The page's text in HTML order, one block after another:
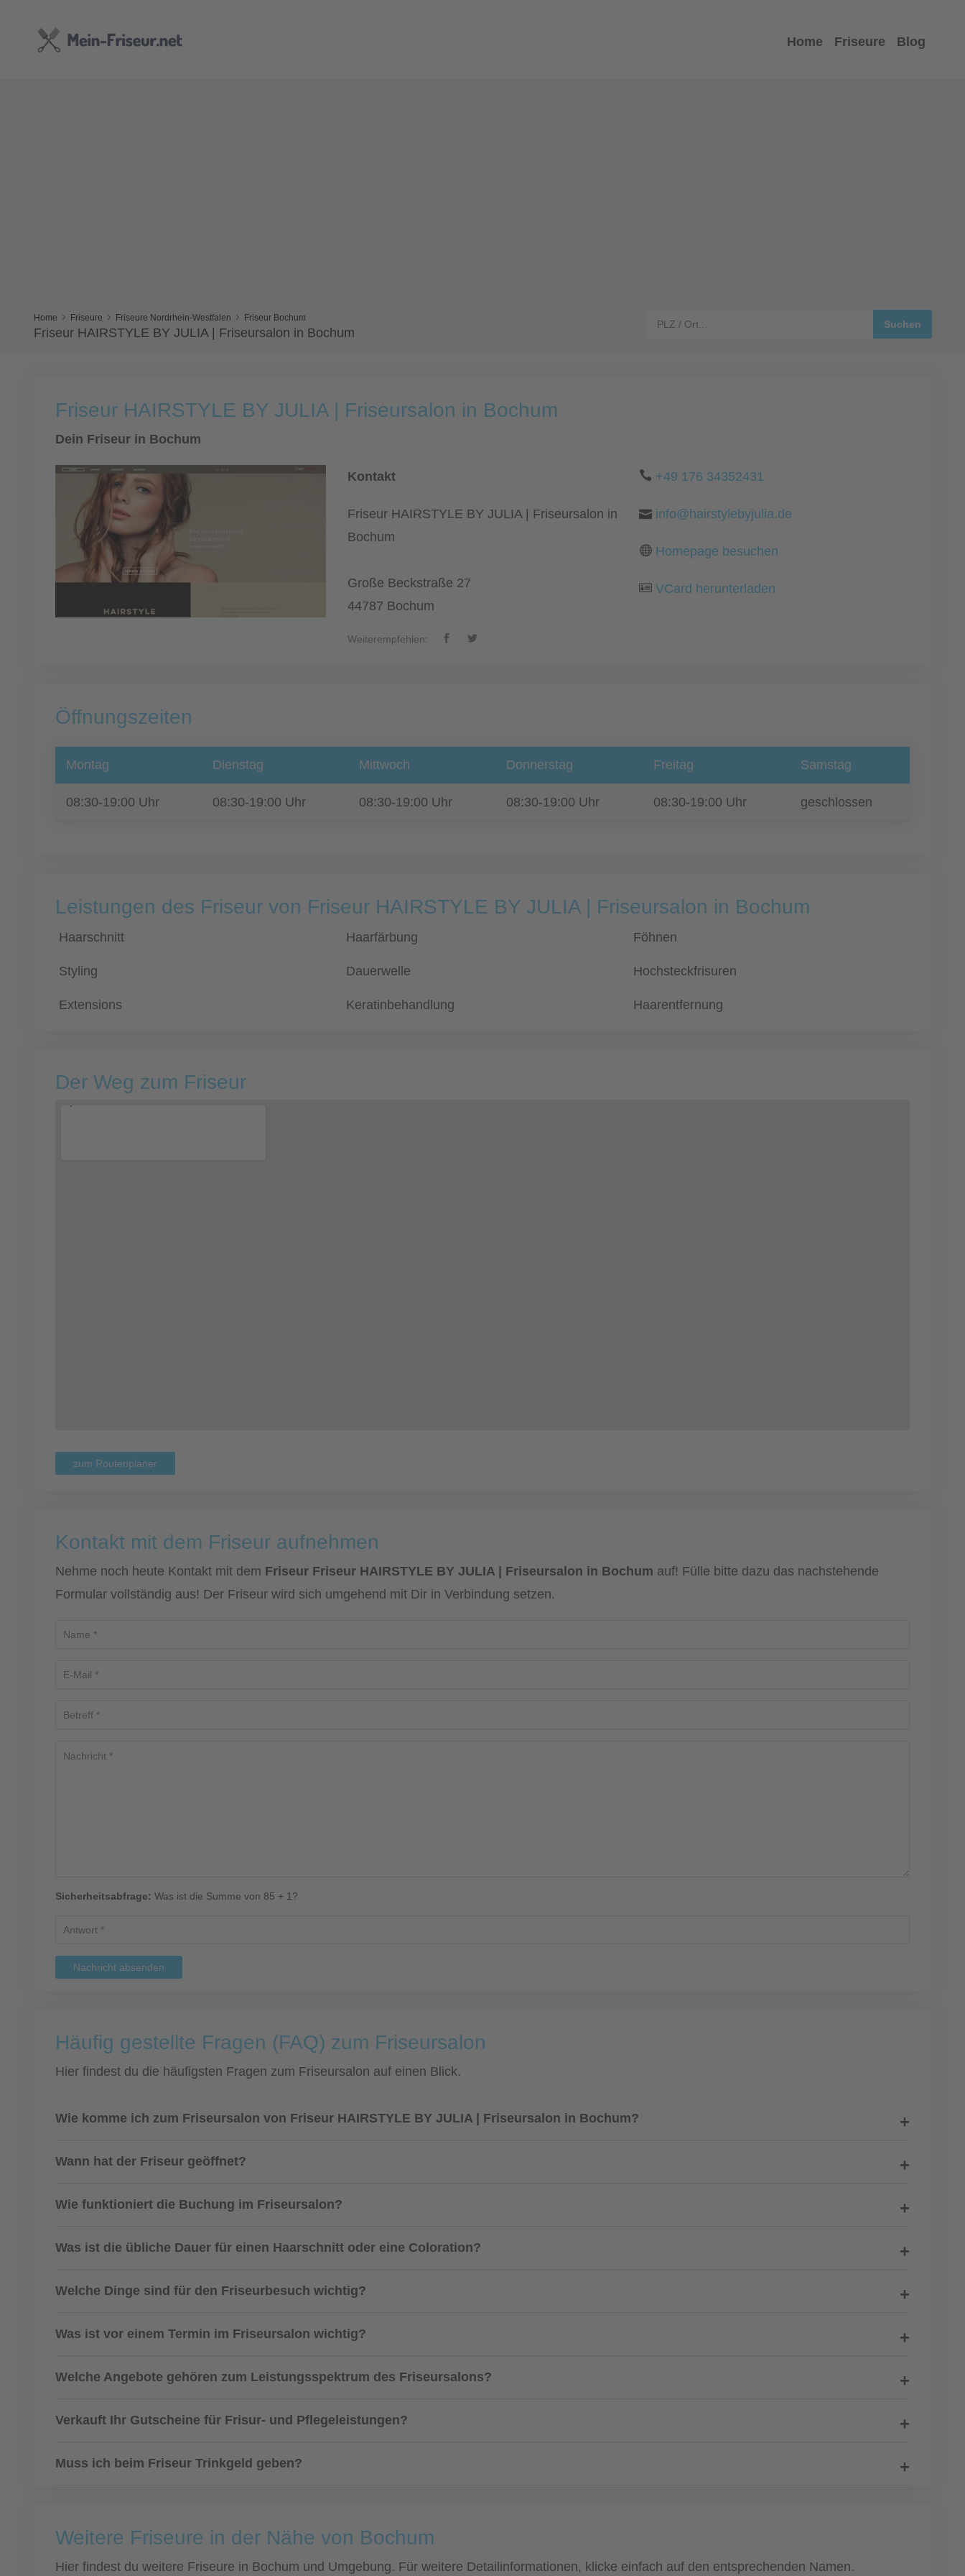
Home Friseure Blog
Home Friseure Friseure Nordrhein-Westfalen Friseur Bochum
Friseur HAIRSTYLE BY JULIA | Friseursalon in Bochum
Friseur HAIRSTYLE BY JULIA | Friseursalon in Bochum
Dein Friseur in Bochum
Kontakt
Friseur HAIRSTYLE BY JULIA | Friseursalon in
Bochum
Große Beckstraße 27
44787 Bochum
Weiterempfehlen:
+49 176 34352431
info@hairstylebyjulia.de
Homepage besuchen
VCard herunterladen
Öffnungszeiten
Montag Dienstag Mittwoch Donnerstag Freitag Samstag
08:30-19:00 Uhr 08:30-19:00 Uhr 08:30-19:00 Uhr 08:30-19:00 Uhr 08:30-19:00 Uhr geschlossen
Leistungen des Friseur von Friseur HAIRSTYLE BY JULIA | Friseursalon in Bochum
Haarschnitt Haarfärbung Föhnen
Styling Dauerwelle Hochsteckfrisuren
Extensions Keratinbehandlung Haarentfernung
Der Weg zum Friseur
zum Routenplaner
Kontakt mit dem Friseur aufnehmen
Nehme noch heute Kontakt mit dem Friseur Friseur HAIRSTYLE BY JULIA | Friseursalon in Bochum auf! Fülle bitte dazu das nachstehende
Formular vollständig aus! Der Friseur wird sich umgehend mit Dir in Verbindung setzen.
Sicherheitsabfrage: Was ist die Summe von 85 + 1?
Nachricht absenden
Häufig gestellte Fragen (FAQ) zum Friseursalon
Hier findest du die häufigsten Fragen zum Friseursalon auf einen Blick.
Wie komme ich zum Friseursalon von Friseur HAIRSTYLE BY JULIA | Friseursalon in Bochum?
Wann hat der Friseur geöffnet?
Wie funktioniert die Buchung im Friseursalon?
Was ist die übliche Dauer für einen Haarschnitt oder eine Coloration?
Welche Dinge sind für den Friseurbesuch wichtig?
Was ist vor einem Termin im Friseursalon wichtig?
Welche Angebote gehören zum Leistungsspektrum des Friseursalons?
Verkauft Ihr Gutscheine für Frisur- und Pflegeleistungen?
Muss ich beim Friseur Trinkgeld geben?
Weitere Friseure in der Nähe von Bochum
Hier findest du weitere Friseure in Bochum und Umgebung. Für weitere Detailinformationen, klicke einfach auf den entsprechenden Namen.